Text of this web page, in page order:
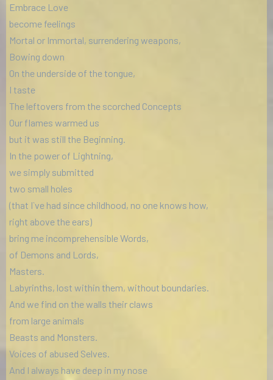
Embrace Love
become feelings
Mortal or Immortal, surrendering weapons,
Bowing down
On the underside of the tongue,
I taste
The leftovers from the scorched Concepts
Our flames warmed us
but it was still the Beginning.
In the power of Lightning,
we simply submitted
two small holes
(that I`ve had since childhood, no one knows how,
right above the ears)
bring me incomprehensible Words,
of Demons and Lords,
Masters.
Labyrinths, lost within them, without boundaries.
And we find on the walls their claws
from large animals
Beasts and Monsters.
Voices of abused Selves.
And I always have deep in my nose